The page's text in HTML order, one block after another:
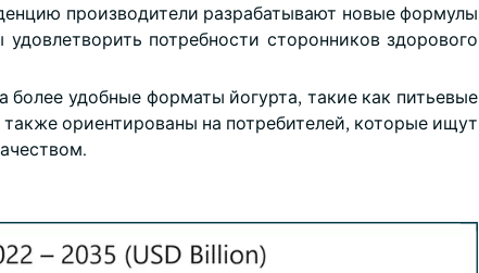
производители разрабатывают новые формулы
потребности сторонников здорового
удобные форматы йогурта, такие как питьевые
ориентированы на потребителей, которые ищут